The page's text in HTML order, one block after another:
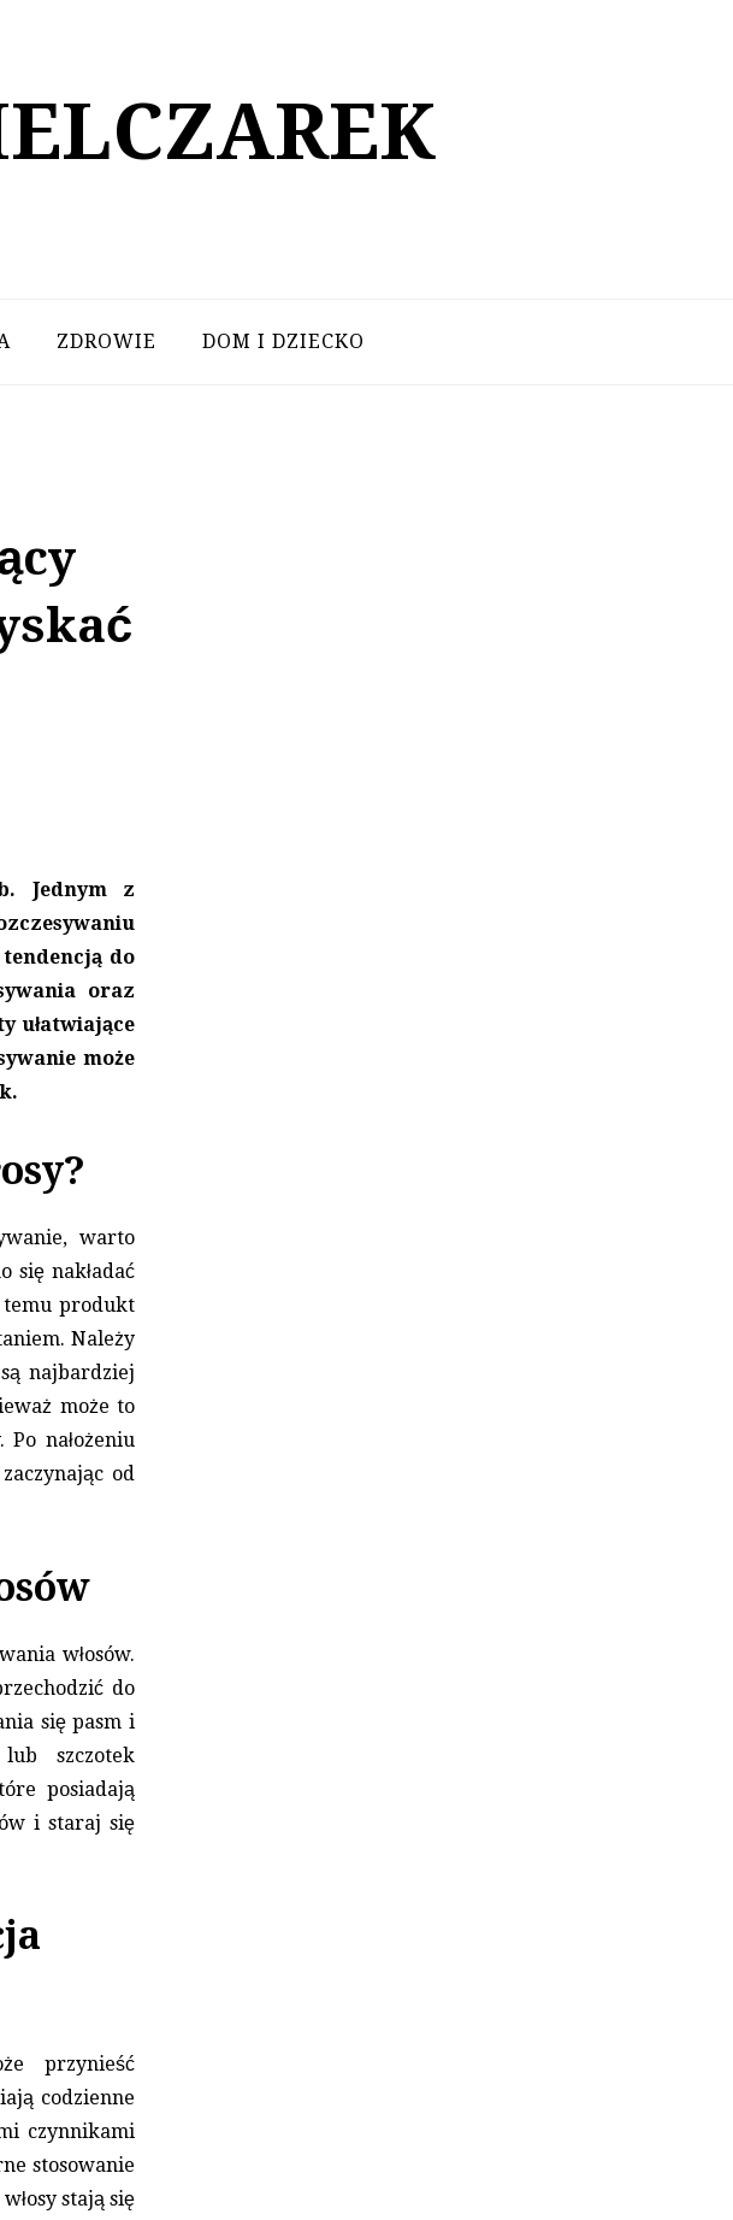
ZDROWIE DOM I DZIECKO
Jednym z
do
oraz
ułatwiające
może
warto
się nakładać
temu produkt
Należy
najbardziej
może to
nałożeniu
od
włosów.
do
się pasm i
szczotek
posiadają
i staraj się
przynieść
codzienne
czynnikami
stosowanie
stają się